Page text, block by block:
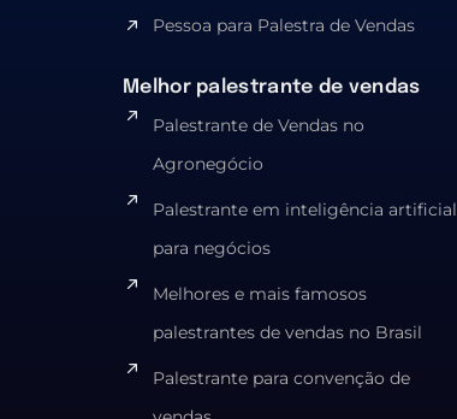
Pessoa para Palestra de Vendas
Melhor palestrante de vendas
Palestrante de Vendas no
Agronegócio
Palestrante em inteligência artificial
para negócios
Melhores e mais famosos
palestrantes de vendas no Brasil
Palestrante para convenção de